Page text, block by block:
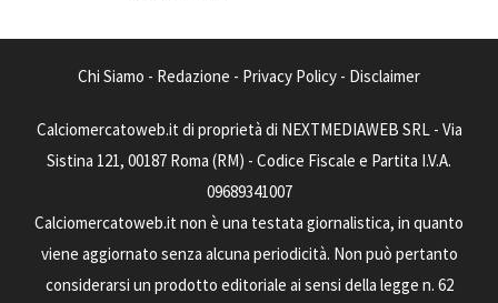
Chi Siamo - Redazione - Privacy Policy - Disclaimer
Calciomercatoweb.it di proprietà di NEXTMEDIAWEB SRL - Via
Sistina 121, 00187 Roma (RM) - Codice Fiscale e Partita I.V.A.
09689341007
Calciomercatoweb.it non è una testata giornalistica, in quanto
viene aggiornato senza alcuna periodicità. Non può pertanto
considerarsi un prodotto editoriale ai sensi della legge n. 62